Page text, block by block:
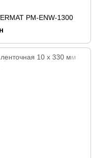
PM-ENW-1300